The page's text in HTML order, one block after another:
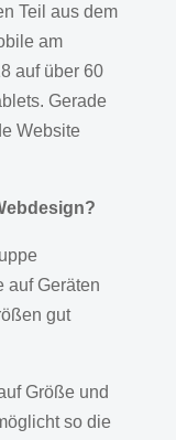
Teil aus dem
am
auf über 60
Gerade
Website
auf Geräten
gut
Größe und
so die